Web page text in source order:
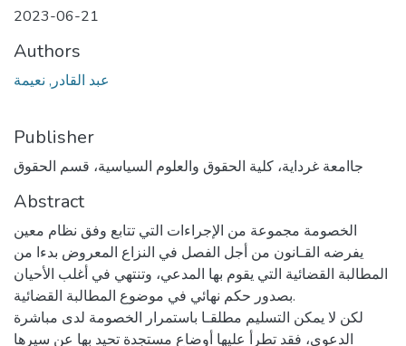
2023-06-21
Authors
عبد القادر, نعيمة
Publisher
جاامعة غرداية، كلية الحقوق والعلوم السياسية، قسم الحقوق
Abstract
الخصومة مجموعة من الإجراءات التي تتابع وفق نظام معين
يفرضه القـانون من أجل الفصل في النزاع المعروض بدءا من
المطالبة القضائية التي يقوم بها المدعي، وتنتهي في أغلب الأحيان
بصدور حكم نهائي في موضوع المطالبة القضائية.
لكن لا يمكن التسليم مطلقـا باستمرار الخصومة لدى مباشرة
الدعوى، فقد تطرأ عليها أوضاع مستجدة تحيد بها عن سيرها